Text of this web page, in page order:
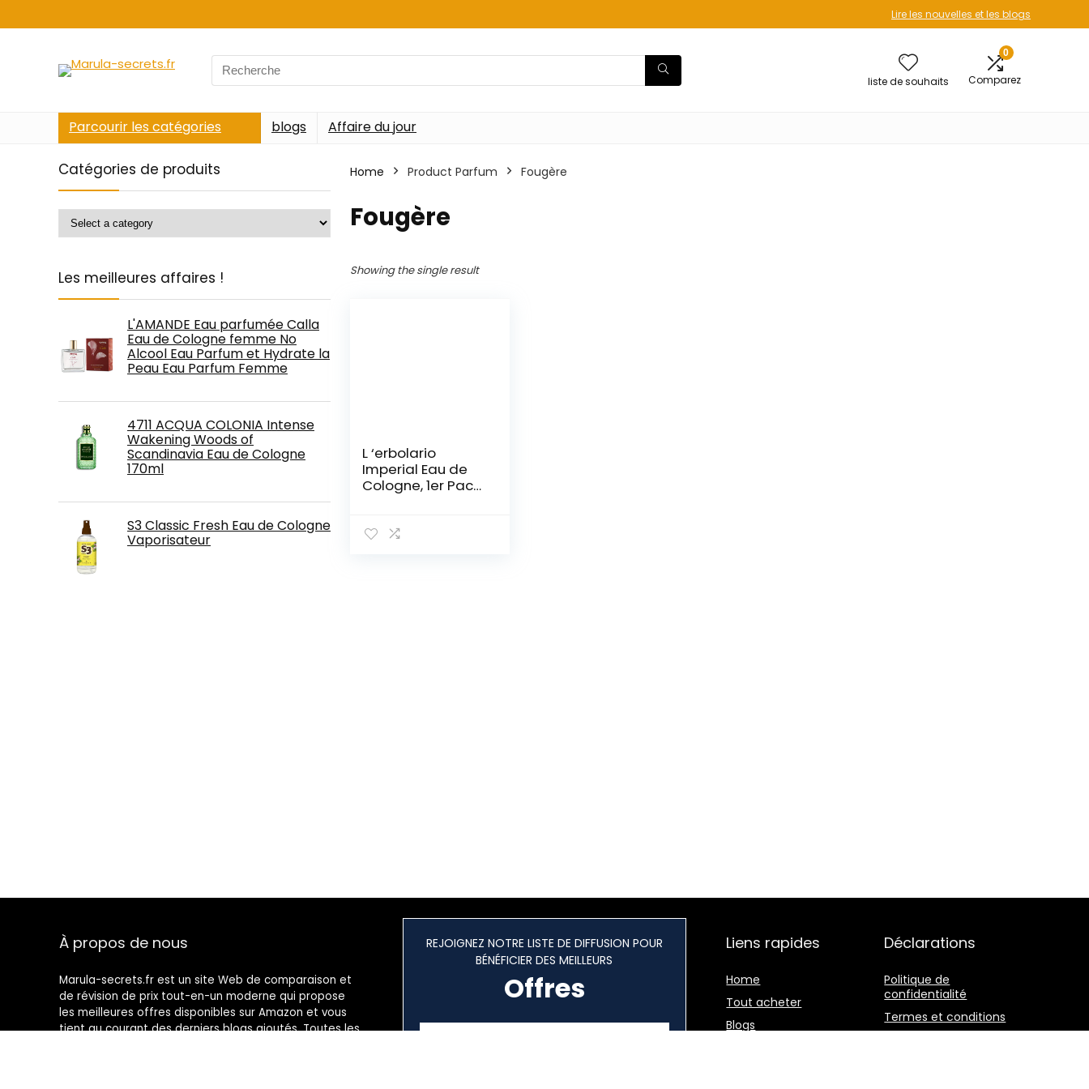
Lire les nouvelles et les blogs
Search
for:
liste de souhaits
0
Comparez
Parcourir les catégories blogs Affaire du jour
Catégories de produits
Les meilleures affaires !
L'AMANDE Eau parfumée Calla
Eau de Cologne femme No
Alcool Eau Parfum et Hydrate la
Peau Eau Parfum Femme
4711 ACQUA COLONIA Intense
Wakening Woods of
Scandinavia Eau de Cologne
170ml
S3 Classic Fresh Eau de Cologne
Vaporisateur
Home Product Parfum ‎Fougère
‎Fougère
Showing the single result
L ‘erbolario
Imperial Eau de
Cologne, 1er Pack
À propos de nous
Marula-secrets.fr est un site Web de comparaison et
de révision de prix tout-en-un moderne qui propose
les meilleures offres disponibles sur Amazon et vous
tient au courant des derniers blogs ajoutés. Toutes les
REJOIGNEZ NOTRE LISTE DE DIFFUSION POUR
BÉNÉFICIER DES MEILLEURS
Offres
Liens rapides
Home
Tout acheter
Blogs
Déclarations
Politique de
confidentialité
Termes et conditions